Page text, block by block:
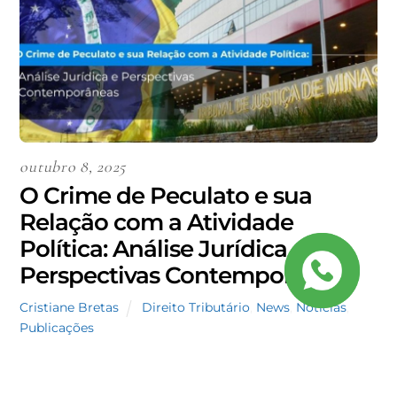
outubro 8, 2025
O Crime de Peculato e sua
Relação com a Atividade
Política: Análise Jurídica e
Perspectivas Contemporâneas
Cristiane Bretas Direito Tributário, News, Notícias,
Publicações